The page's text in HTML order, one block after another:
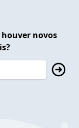
novos